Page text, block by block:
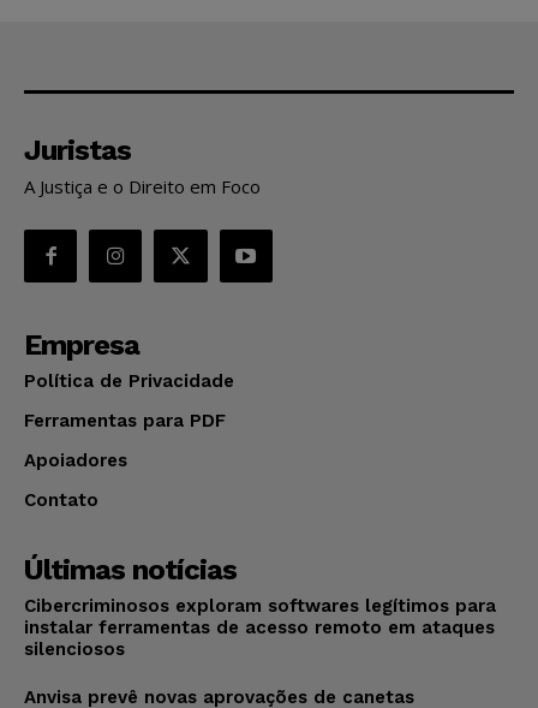
Juristas
A Justiça e o Direito em Foco
Empresa
Política de Privacidade
Ferramentas para PDF
Apoiadores
Contato
Últimas notícias
Cibercriminosos exploram softwares legítimos para
instalar ferramentas de acesso remoto em ataques
silenciosos
Anvisa prevê novas aprovações de canetas